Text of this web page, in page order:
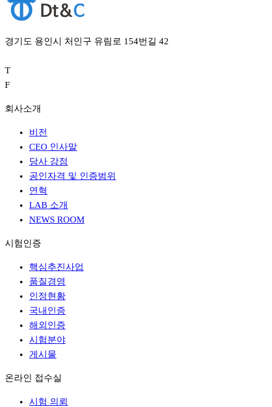
경기도 용인시 처인구 유림로 154번길 42
T
F
회사소개
비전
CEO 인사말
당사 강점
공인자격 및 인증범위
연혁
LAB 소개
NEWS ROOM
시험인증
핵심추진사업
품질경영
인정현황
국내인증
해외인증
시험분야
게시물
온라인 접수실
시험 의뢰